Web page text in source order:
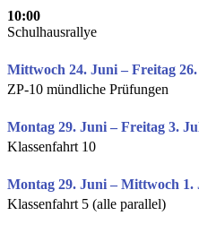
10:00
Schulhausrallye
Mittwoch 24. Juni – Freitag
ZP-10 mündliche Prüfungen
Montag 29. Juni – Freitag 3.
Klassenfahrt 10
Montag 29. Juni – Mittwoch 1.
Klassenfahrt 5 (alle parallel)